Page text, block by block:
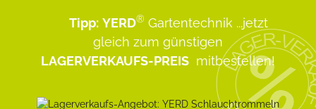
Tipp: YERD® Gartentechnik ...jetzt
gleich zum günstigen
LAGERVERKAUFS-PREIS mitbestellen!